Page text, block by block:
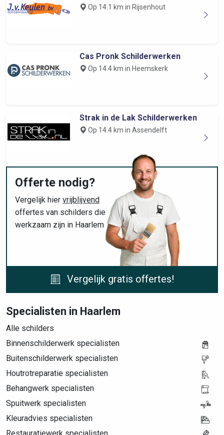
Op 14.1 km in Rijsenhout
Cas Pronk Schilderwerken
Op 14.4 km in Heemskerk
Strak in de Lak Schilderwerken
Op 14.4 km in Assendelft
Offerte nodig?
Vergelijk hier vrijblijvend
offertes van schilders die
werkzaam zijn in Haarlem
Vergelijk gratis offertes!
Specialisten in Haarlem
Alle schilders
Binnenschilderwerk specialisten
Buitenschilderwerk specialisten
Houtrotreparatie specialisten
Behangwerk specialisten
Spuitwerk specialisten
Kleuradvies specialisten